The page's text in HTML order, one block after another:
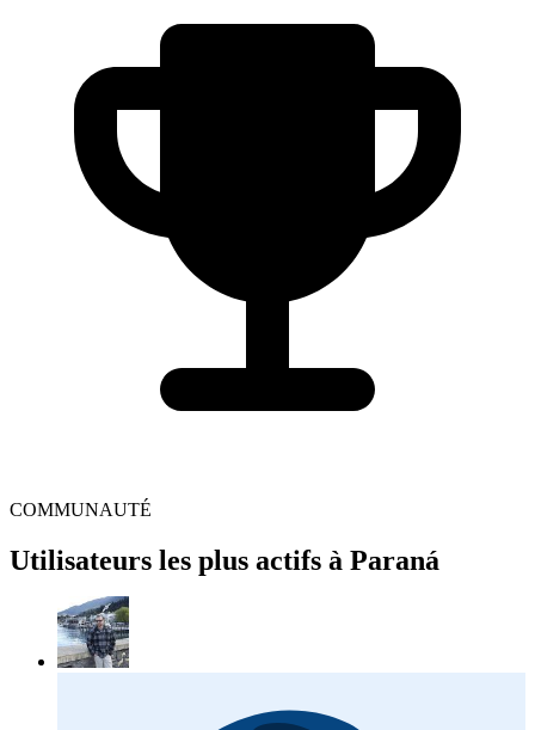
COMMUNAUTÉ
Utilisateurs les plus actifs à Paraná